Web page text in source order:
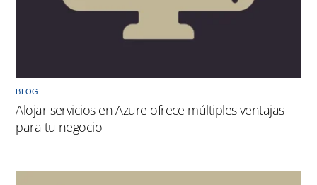
BLOG
Alojar servicios en Azure ofrece múltiples ventajas
para tu negocio